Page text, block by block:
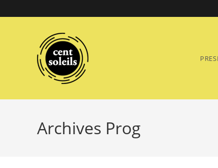
to
Archives Prog